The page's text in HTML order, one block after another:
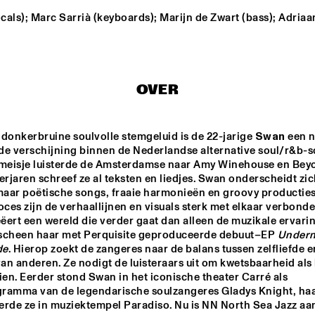
15:30 16:00 16:30 17:00 17:30 18:00 18:30
JAZZ
KIDS
MAITE
HONTELÉ'S
NATIONAAL
JEUGD JAZZ
ORKEST GOES
MAMBO
Marc Sarrià (keyboards); Marijn de Zwart (bass);
OVER
soulvolle stemgeluid is de 22-jarige Swan een
verschijning binnen de Nederlandse alternative soul/r&b-
luisterde de Amsterdamse naar Amy Winehouse en
schreef ze al teksten en liedjes. Swan onderscheidt
poëtische songs, fraaie harmonieën en groovy
zijn de verhaallijnen en visuals sterk met elkaar
een wereld die verder gaat dan alleen de muzikale
haar met Perquisite geproduceerde debuut–EP
. Hierop zoekt de zangeres naar de balans tussen zelfliefde
anderen. Ze nodigt de luisteraars uit om kwetsbaarheid
Eerder stond Swan in het iconische theater Carré als
van de legendarische soulzangeres Gladys Knight,
ze in muziektempel Paradiso. Nu is NN North Sea Jazz